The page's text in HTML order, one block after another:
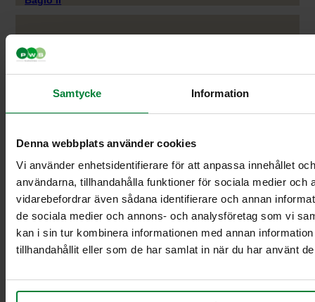
Samtycke Information
Denna webbplats använder cookies
Vi använder enhetsidentifierare för att anpassa innehållet
användarna, tillhandahålla funktioner för sociala medier och
vidarebefordrar även sådana identifierare och annan
de sociala medier och annons- och analysföretag som vi
kan i sin tur kombinera informationen med annan
tillhandahållit eller som de har samlat in när du har använt
Pure Colour
Esitteet
Ympäriöstöystäväl-liset hankinnat
Esitteet
Kestävän kehityksen mentelmät